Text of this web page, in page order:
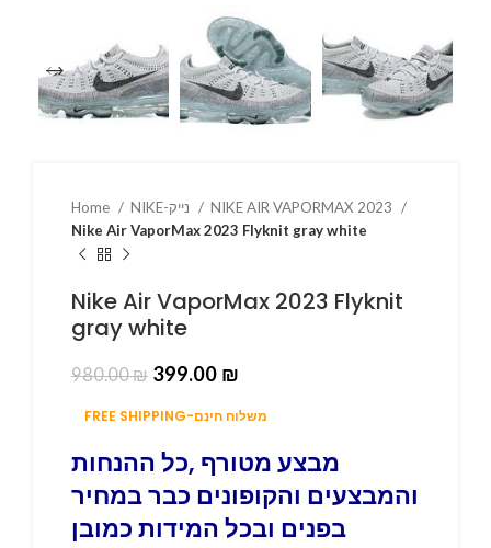
Home
NIKE AIR VAPORMAX 2023
Nike Air VaporMax 2023 Flyknit gray white
Nike Air VaporMax 2023 Flyknit
gray white
980.00₪ 399.00 ₪
FREE SHIPPING-משלוח חינם
מבצע מטורף ,כל ההנחות
והמבצעים והקופונים כבר במחיר
בפנים ובכל המידות כמובן